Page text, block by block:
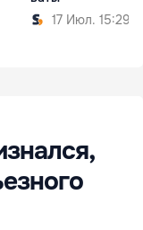
17 Июл. 15:29